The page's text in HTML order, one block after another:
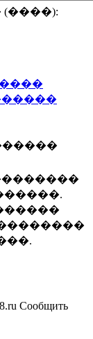
Сообщить